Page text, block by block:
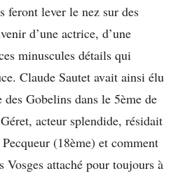
feront lever le nez sur des
d’une actrice, d’une
minuscules détails qui
Claude Sautet avait ainsi élu
Gobelins dans le 5ème de
acteur splendide, résidait
(18ème) et comment
Vosges attaché pour toujours à